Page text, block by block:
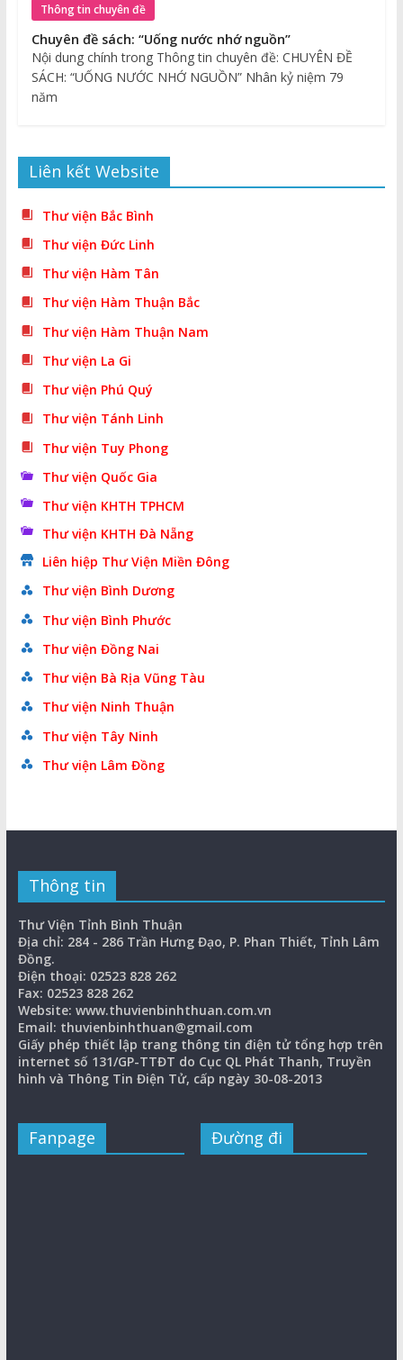
Thông tin chuyên đề
Chuyên đề sách: “Uống nước nhớ nguồn”
Nội dung chính trong Thông tin chuyên đề: CHUYÊN ĐỀ
SÁCH: “UỐNG NƯỚC NHỚ NGUỒN” Nhân kỷ niệm 79
năm
Liên kết Website
Thư viện Bắc Bình
Thư viện Đức Linh
Thư viện Hàm Tân
Thư viện Hàm Thuận Bắc
Thư viện Hàm Thuận Nam
Thư viện La Gi
Thư viện Phú Quý
Thư viện Tánh Linh
Thư viện Tuy Phong
Thư viện Quốc Gia
Thư viện KHTH TPHCM
Thư viện KHTH Đà Nẵng
Liên hiệp Thư Viện Miền Đông
Thư viện Bình Dương
Thư viện Bình Phước
Thư viện Đồng Nai
Thư viện Bà Rịa Vũng Tàu
Thư viện Ninh Thuận
Thư viện Tây Ninh
Thư viện Lâm Đồng
Thông tin
Thư Viện Tỉnh Bình Thuận
Địa chỉ: 284 - 286 Trần Hưng Đạo, P. Phan Thiết, Tỉnh Lâm
Đồng.
Điện thoại: 02523 828 262
Fax: 02523 828 262
Website: www.thuvienbinhthuan.com.vn
Email: thuvienbinhthuan@gmail.com
Giấy phép thiết lập trang thông tin điện tử tổng hợp trên
internet số 131/GP-TTĐT do Cục QL Phát Thanh, Truyền
hình và Thông Tin Điện Tử, cấp ngày 30-08-2013
Fanpage Đường đi